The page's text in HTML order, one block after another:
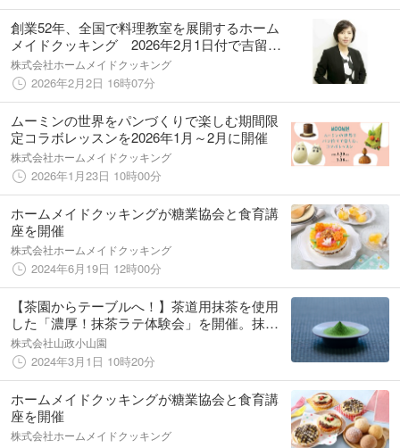
創業52年、全国で料理教室を展開するホーム
メイドクッキング 2026年2月1日付で吉留景
子が新・取締役社長に就任
株式会社ホームメイドクッキング
2026年2月2日 16時07分
ムーミンの世界をパンづくりで楽しむ期間限
定コラボレッスンを2026年1月～2月に開催
株式会社ホームメイドクッキング
2026年1月23日 10時00分
ホームメイドクッキングが糖業協会と食育講
座を開催
株式会社ホームメイドクッキング
2024年6月19日 12時00分
【茶園からテーブルへ！】茶道用抹茶を使用
した「濃厚！抹茶ラテ体験会」を開催。抹茶
を飲むウェルネス生活を提案～料理教室と製
茶問屋コラボ～
株式会社山政小山園
2024年3月1日 10時20分
ホームメイドクッキングが糖業協会と食育講
座を開催
株式会社ホームメイドクッキング